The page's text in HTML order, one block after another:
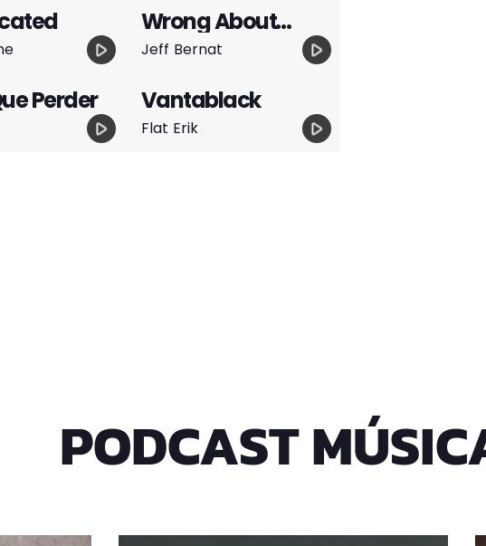
play_arrow
Wrong About
Forever
Jeff Bernat play_arrow
Perder
play_arrow
Vantablack
Flat Erik play_arrow
PODCAST